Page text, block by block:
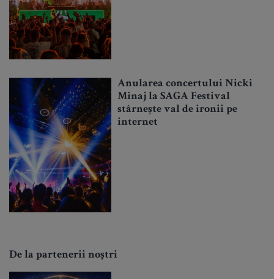
Anularea concertului Nicki
Minaj la SAGA Festival
stârnește val de ironii pe
internet
De la partenerii noștri